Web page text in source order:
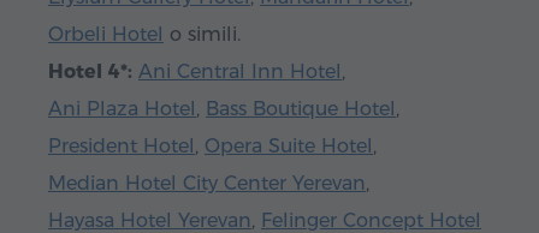
Orbeli Hotel o simili.
Hotel 4*: Ani Central Inn Hotel ,
Ani Plaza Hotel , Bass Boutique Hotel ,
President Hotel , Opera Suite Hotel ,
Median Hotel City Center Yerevan,
Hayasa Hotel Yerevan, Felinger Concept Hotel